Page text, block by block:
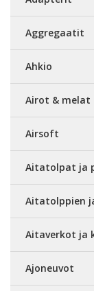
Aggregaatit
Ahkio
Airot & melat
Airsoft
Aitatolpat ja
Aitatolppien
Aitaverkot ja
Ajoneuvot